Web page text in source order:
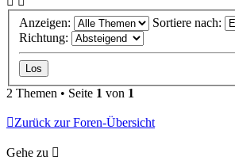
Anzeigen:
Sortiere nach:
Richtung:
2 Themen • Seite 1 von 1
Zurück zur Foren-Übersicht
Gehe zu